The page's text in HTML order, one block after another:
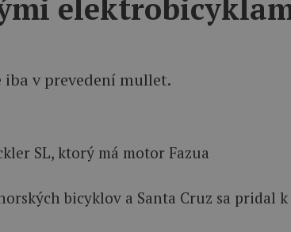
iba v prevedení mullet.
bicyklov a Santa Cruz sa pridal